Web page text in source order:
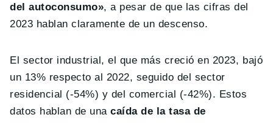
del autoconsumo», a pesar de que las cifras del
2023 hablan claramente de un descenso.
El sector industrial, el que más creció en 2023, bajó
un 13% respecto al 2022, seguido del sector
residencial (-54%) y del comercial (-42%). Estos
datos hablan de unacaída de la tasa de